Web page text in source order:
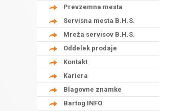
Prevzemna mesta
Servisna mesta B.H.S.
Mreža servisov B.H.S.
Oddelek prodaje
Kontakt
Kariera
Blagovne znamke
Bartog INFO